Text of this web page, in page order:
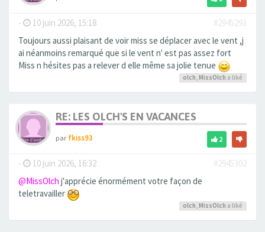
- 10 juin 2026, 15:18
#2945293
Toujours aussi plaisant de voir miss se déplacer avec le vent ,j
ai néanmoins remarqué que si le vent n' est pas assez fort
Miss n hésites pas a relever d elle même sa jolie tenue
olch, MissOlch a liké
RE: LES OLCH'S EN VACANCES
parfkiss93 2
- 10 juin 2026, 16:32
#2945302
@MissOlch j'apprécie énormément votre façon de
teletravailler
olch, MissOlch a liké